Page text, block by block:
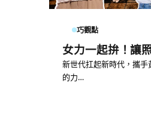
巧觀點
女力一起拚！讓
新世代扛起新時代，攜
的力…